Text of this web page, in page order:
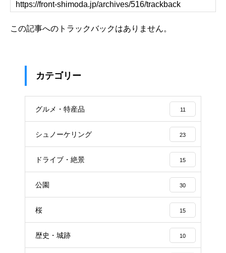
この記事へのトラックバックはありません。
カテゴリー
グルメ・特産品 11
シュノーケリング 23
ドライブ・絶景 15
公園 30
桜 15
歴史・城跡 10